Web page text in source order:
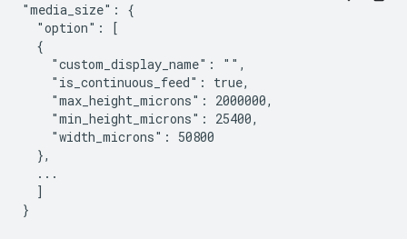
"media_size": {
  "option": [
  {
    "custom_display_name": "",
    "is_continuous_feed": true,
    "max_height_microns": 2000000,
    "min_height_microns": 25400,
    "width_microns": 50800
  },
  ...
  ]